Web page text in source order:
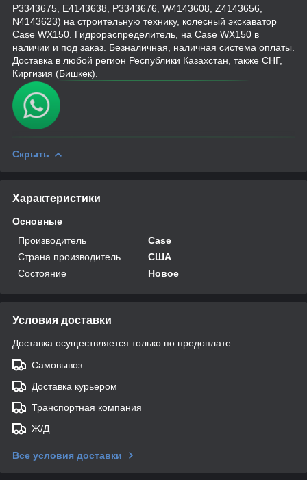
P3343675, E4143638, P3343676, W4143608, Z4143656,
N4143623) на строительную технику, колесный экскаватор
Case WX150. Гидрораспределитель, на Case WX150 в
наличии и под заказ. Безналичная, наличная система оплаты.
Доставка в любой регион Республики Казахстан, также СНГ,
Киргизия (Бишкек).
Скрыть
Характеристики
Основные
Производитель
Case
Страна производитель
США
Состояние
Новое
Условия доставки
Доставка осуществляется только по предоплате.
Самовывоз
Доставка курьером
Транспортная компания
Ж/Д
Все условия доставки